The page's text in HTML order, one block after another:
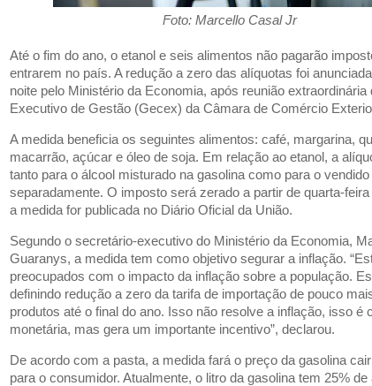
Foto: Marcello Casal Jr
Até o fim do ano, o etanol e seis alimentos não pagarão
entrarem no país. A redução a zero das alíquotas foi
noite pelo Ministério da Economia, após reunião extraordinária
Executivo de Gestão (Gecex) da Câmara de Comércio
A medida beneficia os seguintes alimentos: café, margarina,
macarrão, açúcar e óleo de soja. Em relação ao etanol, a
tanto para o álcool misturado na gasolina como para o vendido
separadamente. O imposto será zerado a partir de quarta-
a medida for publicada no Diário Oficial da União.
Segundo o secretário-executivo do Ministério da Economia,
Guaranys, a medida tem como objetivo segurar a inflação.
preocupados com o impacto da inflação sobre a população.
definindo redução a zero da tarifa de importação de pouco
produtos até o final do ano. Isso não resolve a inflação, isso é
monetária, mas gera um importante incentivo”, declarou.
De acordo com a pasta, a medida fará o preço da gasolina
para o consumidor. Atualmente, o litro da gasolina tem 25% de